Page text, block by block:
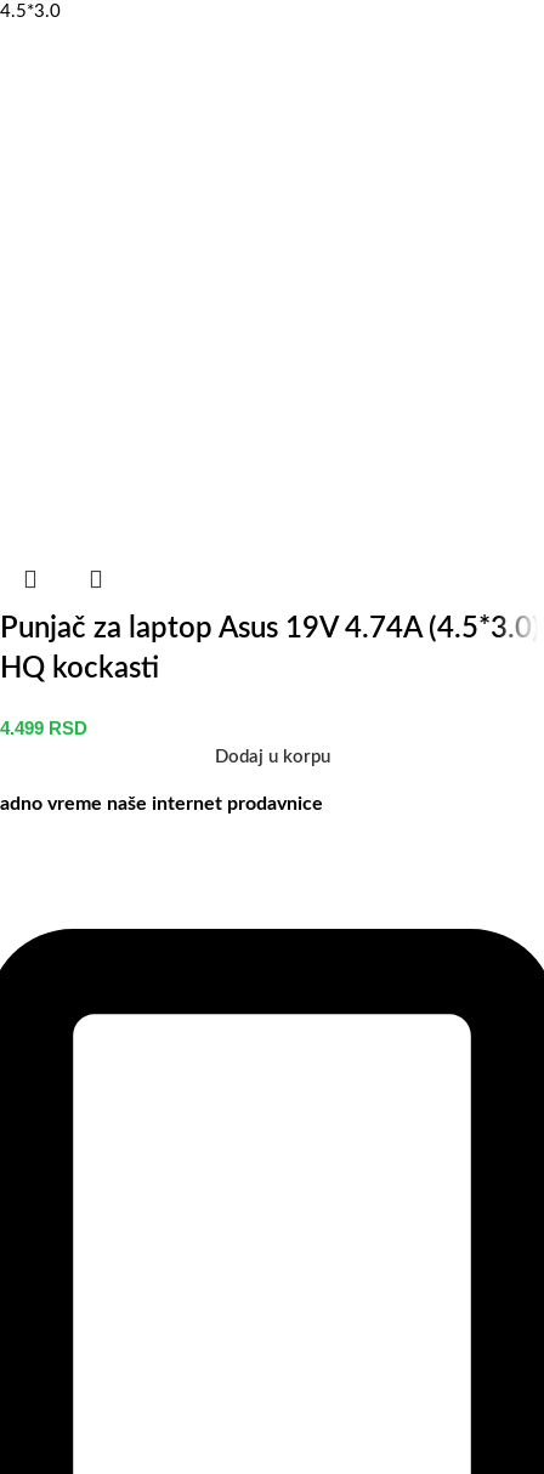
4.5*3.0
Punjač za laptop Asus 19V 4.74A (4.5*3.0)
HQ kockasti
4.499 RSD
Dodaj u korpu
vreme naše internet prodavnice